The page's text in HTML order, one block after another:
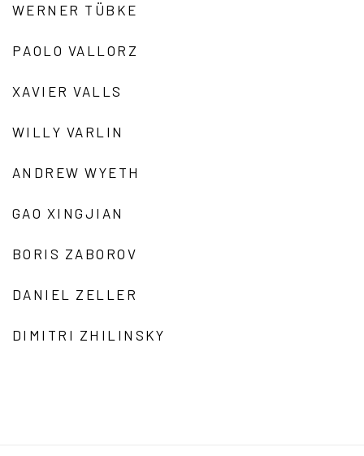
WERNER TÜBKE
PAOLO VALLORZ
XAVIER VALLS
WILLY VARLIN
ANDREW WYETH
GAO XINGJIAN
BORIS ZABOROV
DANIEL ZELLER
DIMITRI ZHILINSKY